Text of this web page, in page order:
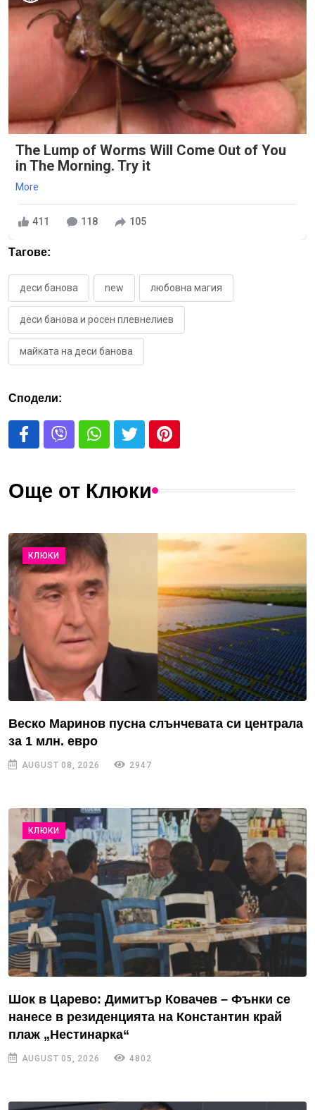
The Lump of Worms Will Come Out of You
in The Morning. Try it
More
411 118 105
Тагове:
деси банова new любовна магия
деси банова и росен плевнелиев
майката на деси банова
Сподели:
Още от Клюки
КЛЮКИ
Веско Маринов пусна слънчевата си централа
за 1 млн. евро
AUGUST 08, 2026 2947
КЛЮКИ
Шок в Царево: Димитър Ковачев – Фънки се
нанесе в резиденцията на Константин край
плаж „Нестинарка“
AUGUST 05, 2026 4802